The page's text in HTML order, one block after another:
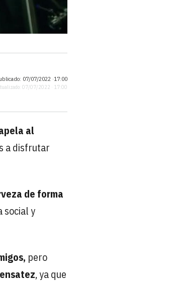
07/07/2022 ·17:00
07/07/2022 · 17:00
al
a disfrutar
de forma
social y
pero
, ya que